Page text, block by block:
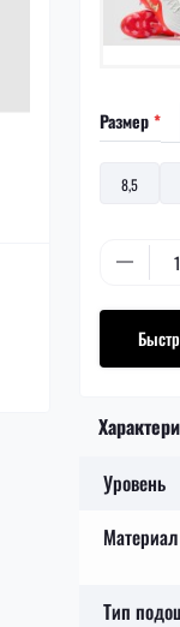
Размер*
8,5
Уровень
Материал
Тип